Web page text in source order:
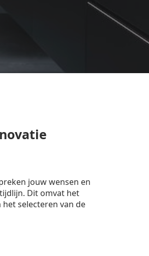
jouw wensen en
Dit omvat het
selecteren van de